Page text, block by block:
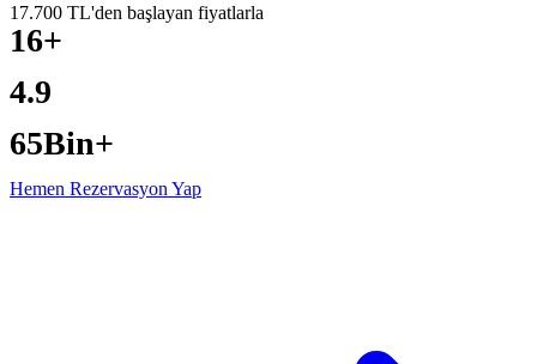
17.700 TL'den başlayan fiyatlarla
16+
4.9
65Bin+
Hemen Rezervasyon Yap